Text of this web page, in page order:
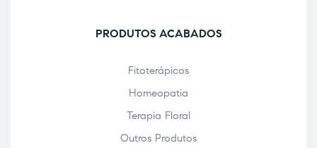
PRODUTOS ACABADOS
Fitoterápicos
Homeopatia
Terapia Floral
Outros Produtos